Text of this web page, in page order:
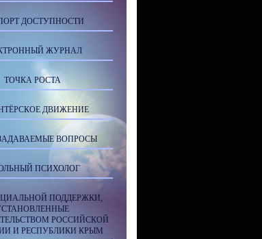
ДОСТУПНОСТИ
ЖУРНАЛ
ТОЧКА РОСТА
ДВИЖЕНИЕ
ВОПРОСЫ
ПСИХОЛОГ
ПОДДЕРЖКИ,
РОССИЙСКОЙ
И РЕСПУБЛИКИ КРЫМ